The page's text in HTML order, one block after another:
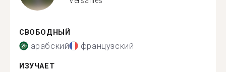
СВОБОДНЫЙ
арабский французский
ИЗУЧАЕТ